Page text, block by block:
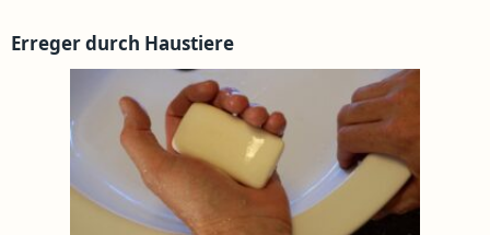
Erreger durch Haustiere